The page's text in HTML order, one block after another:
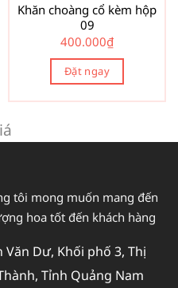
Khăn choàng cổ kèm hộp
09
400.000₫
Đặt ngay
tôi mong muốn mang đến
hoa tốt đến khách hàng
Dư, Khối phố 3, Thị
Tỉnh Quảng Nam